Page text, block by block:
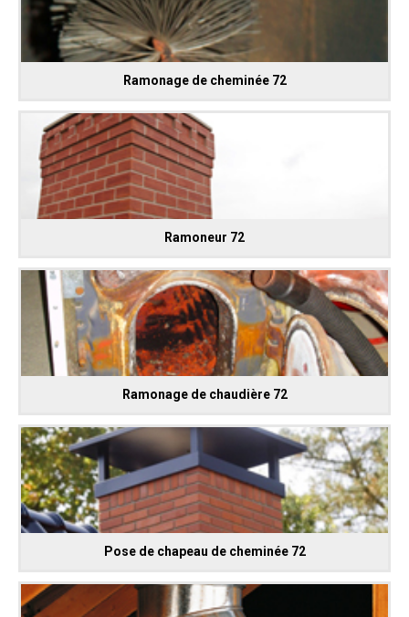
Ramonage de cheminée 72
Ramoneur 72
Ramonage de chaudière 72
Pose de chapeau de cheminée 72